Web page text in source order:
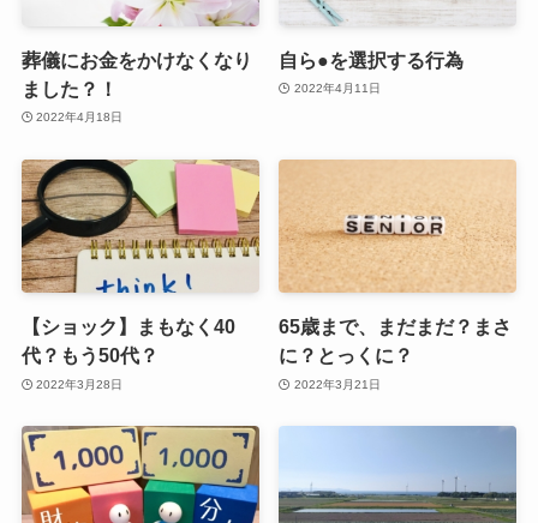
葬儀にお金をかけなくなり
ました？！
2022年4月18日
自ら●を選択する行為
2022年4月11日
【ショック】まもなく40
代？もう50代？
2022年3月28日
65歳まで、まだまだ？まさ
に？とっくに？
2022年3月21日